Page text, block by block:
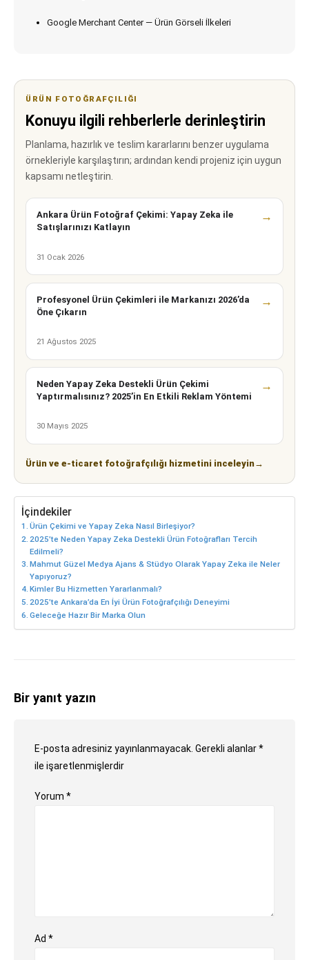
Google Merchant Center — Ürün Görseli İlkeleri
ÜRÜN FOTOĞRAFÇILIĞI
Konuyu ilgili rehberlerle derinleştirin
Planlama, hazırlık ve teslim kararlarını benzer uygulama
örnekleriyle karşılaştırın; ardından kendi projeniz için uygun
kapsamı netleştirin.
Ankara Ürün Fotoğraf Çekimi: Yapay Zeka ile
Satışlarınızı Katlayın
31 Ocak 2026
→
Profesyonel Ürün Çekimleri ile Markanızı 2026’da
Öne Çıkarın
21 Ağustos 2025
→
Neden Yapay Zeka Destekli Ürün Çekimi
Yaptırmalısınız? 2025’in En Etkili Reklam Yöntemi
30 Mayıs 2025
→
Ürün ve e-ticaret fotoğrafçılığı hizmetini inceleyin→
İçindekiler
Ürün Çekimi ve Yapay Zeka Nasıl Birleşiyor?
2025’te Neden Yapay Zeka Destekli Ürün Fotoğrafları Tercih
Edilmeli?
Mahmut Güzel Medya Ajans & Stüdyo Olarak Yapay Zeka ile Neler
Yapıyoruz?
Kimler Bu Hizmetten Yararlanmalı?
2025’te Ankara’da En İyi Ürün Fotoğrafçılığı Deneyimi
Geleceğe Hazır Bir Marka Olun
Bir yanıt yazın
E-posta adresiniz yayınlanmayacak. Gerekli alanlar*
ile işaretlenmişlerdir
Yorum *
Ad *